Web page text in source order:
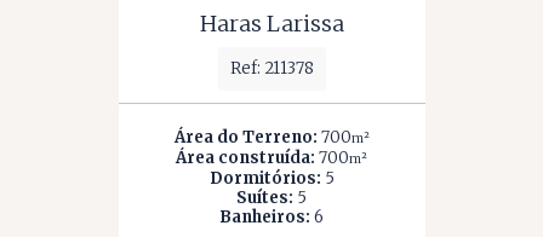
Haras Larissa
Ref: 211378
Área do Terreno: 700m²
Área construída: 700m²
Dormitórios: 5
Suítes: 5
Banheiros: 6